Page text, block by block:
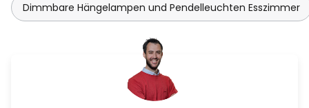
Dimmbare Hängelampen und Pendelleuchten Esszimmer